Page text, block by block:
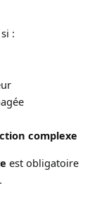
:
complexe
est obligatoire